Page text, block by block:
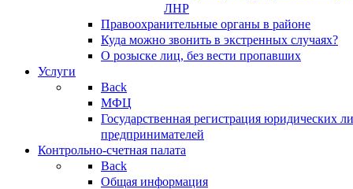
ЛНР
Правоохранительные органы в районе
Куда можно звонить в экстренных случаях?
О розыске лиц, без вести пропавших
Услуги
Back
МФЦ
Государственная регистрация юридических
предпринимателей
Контрольно-счетная палата
Back
Общая информация